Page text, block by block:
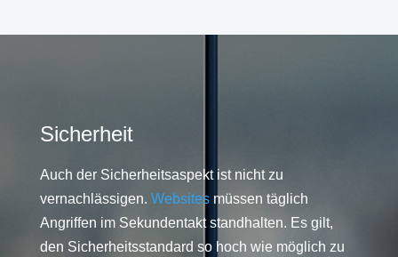
Sicherheit
Auch der Sicherheitsaspekt ist nicht zu
vernachlässigen. Websitesmüssen täglich
Angriffen im Sekundentakt standhalten. Es gilt,
den Sicherheitsstandard so hoch wie möglich zu